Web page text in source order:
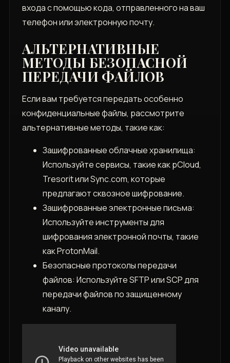
входа с помощью кода, отправленного на ваш
телефон или электронную почту.
АЛЬТЕРНАТИВНЫЕ
МЕТОДЫ БЕЗОПАСНОЙ
ПЕРЕДАЧИ ФАЙЛОВ
Если вам требуется передать особенно
конфиденциальные файлы, рассмотрите
альтернативные методы, такие как:
Зашифрованные облачные хранилища:
Используйте сервисы, такие как pCloud,
Tresorit или Sync.com, которые
предлагают сквозное шифрование.
Зашифрованные электронные письма:
Используйте инструменты для
шифрования электронной почты, такие
как ProtonMail.
Безопасные протоколы передачи
файлов: Используйте SFTP или SCP для
передачи файлов по защищенному
каналу.